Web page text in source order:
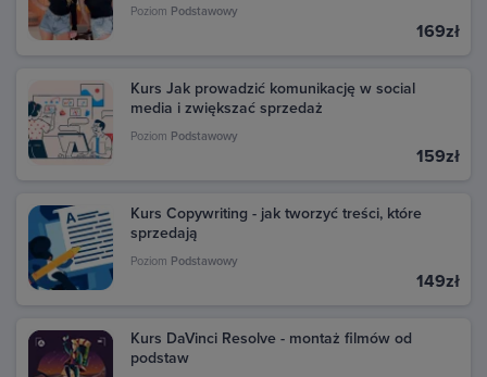
zakupu. W sekcji Aktywność znajdziesz wszystkie
transakcje dokonane w Google Play. Kliknij daną
Poziom Podstawowy
169zł
Kurs Jak prowadzić komunikację w social
media i zwiększać sprzedaż
Poziom Podstawowy
159zł
Kurs Copywriting - jak tworzyć treści, które
sprzedają
Poziom Podstawowy
149zł
Kurs DaVinci Resolve - montaż filmów od
podstaw